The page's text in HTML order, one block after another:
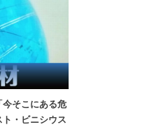
今そこにある危
・ビニシウス